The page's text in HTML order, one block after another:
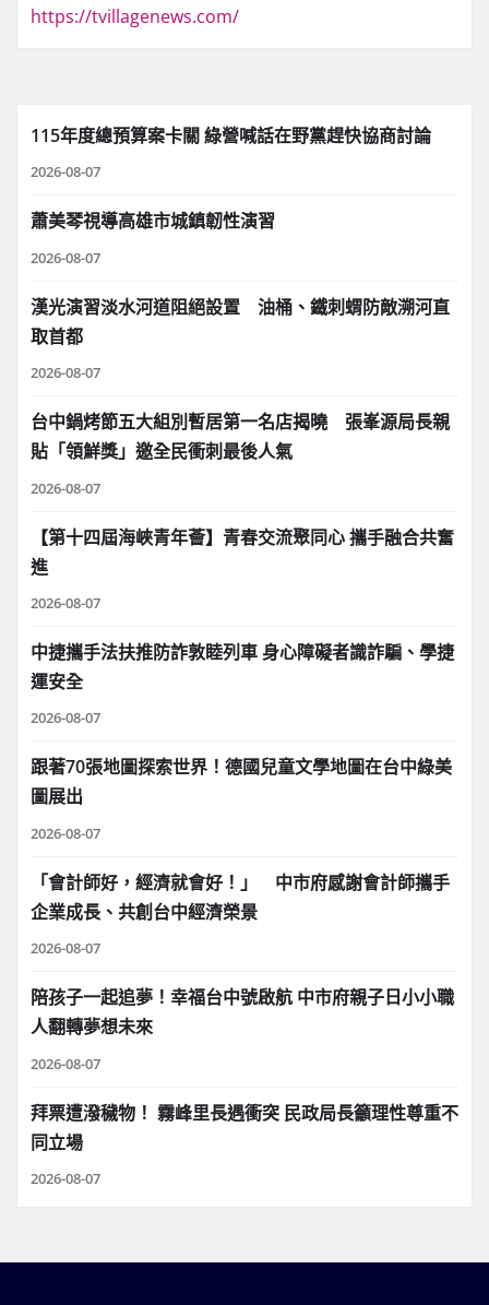
https://tvillagenews.com/
115年度總預算案卡關 綠營喊話在野黨趕快協商討論
2026-08-07
蕭美琴視導高雄市城鎮韌性演習
2026-08-07
漢光演習淡水河道阻絕設置 油桶、鐵刺蝟防敵溯河直
取首都
2026-08-07
台中鍋烤節五大組別暫居第一名店揭曉 張峯源局長親
貼「領鮮獎」邀全民衝刺最後人氣
2026-08-07
【第十四屆海峽青年薈】青春交流聚同心 攜手融合共奮
進
2026-08-07
中捷攜手法扶推防詐敦睦列車 身心障礙者識詐騙、學捷
運安全
2026-08-07
跟著70張地圖探索世界！德國兒童文學地圖在台中綠美
圖展出
2026-08-07
「會計師好，經濟就會好！」 中市府感謝會計師攜手
企業成長、共創台中經濟榮景
2026-08-07
陪孩子一起追夢！幸福台中號啟航 中市府親子日小小職
人翻轉夢想未來
2026-08-07
拜票遭潑穢物！ 霧峰里長遇衝突 民政局長籲理性尊重不
同立場
2026-08-07